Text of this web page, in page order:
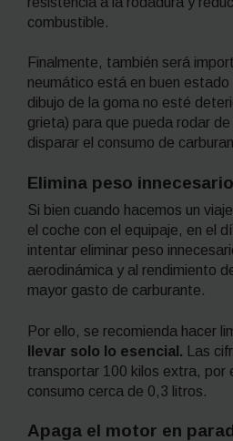
combustible.
Finalmente, también será
neumático está en buen estado
dibujo de la goma no esté
grieta) para que pueda rodar
disparar el consumo de
Elimina peso
Si bien cuando hacemos un
el coche con el equipaje, en el
intentar eliminar peso
aerodinámica y al rendimiento
mayor gasto de carburante.
Por ello, se recomienda hacer
llevar solo lo esencial. Las
transportar 100 kilos extra, por
consumo cerca de 0,3 litros.
Apaga el motor en